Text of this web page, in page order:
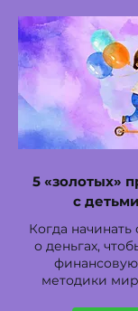
5 «золотых»
с
Когда
о деньгах,
финансовую
методики